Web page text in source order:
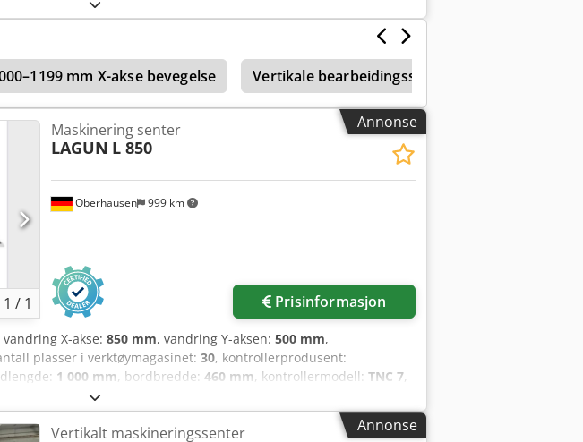
mm X-akse bevegelse
Vertikale bearbeidingssentre med 600–699
Annonse
1 / 1
Oberhausen 999 km
Maskinering senter
LAGUN L 850
Prisinformasjon
vandring X-akse: 850 mm, vandring Y-aksen: 500 mm,
plasser i verktøymagasinet: 30, kontrollerprodusent:
1 000 mm, bordbredde: 460 mm, kontrollermodell: TNC 7,
36 000 m/min
, spindelnese:SK 40 BIG PLUS (BVD 40), spindelhastighet (maks.):
, verktøylengde:300 mm, verktøyvekt:
CE-merking,
Annonse
Vertikalt maskineringssenter